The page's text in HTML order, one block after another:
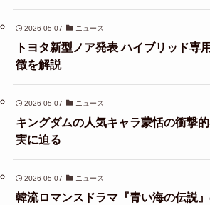
2026-05-07 ニュース
トヨタ新型ノア発表 ハイブリッド専
徴を解説
2026-05-07 ニュース
キングダムの人気キャラ蒙恬の衝撃
実に迫る
2026-05-07 ニュース
韓流ロマンスドラマ『青い海の伝説